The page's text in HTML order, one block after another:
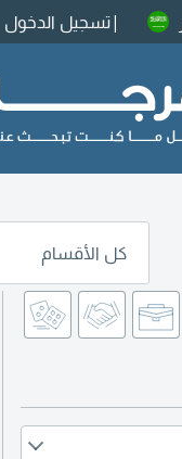
تسجيل الدخول
كل الأقسام